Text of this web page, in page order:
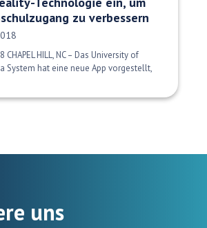
zu verbessern
CHAPEL HILL, NC – Das University of
System hat eine neue App vorgestellt,
uns